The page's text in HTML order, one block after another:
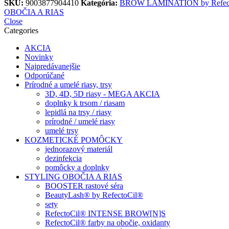
SKU: 9003877904410 Kategória: BROW LAMINATION by
OBOČIA A RIAS
Close
Categories
AKCIA
Novinky
Najpredávanejšie
Odporúčané
Prírodné a umelé riasy, trsy
3D, 4D, 5D riasy - MEGA AKCIA
doplnky k trsom / riasam
lepidlá na trsy / riasy
prírodné / umelé riasy
umelé trsy
KOZMETICKÉ POMÔCKY
jednorazový materiál
dezinfekcia
pomôcky a doplnky
STYLING OBOČIA A RIAS
BOOSTER rastové séra
BeautyLash® by RefectoCil®
sety
RefectoCil® INTENSE BROW[N]S
RefectoCil® farby na obočie, oxidanty